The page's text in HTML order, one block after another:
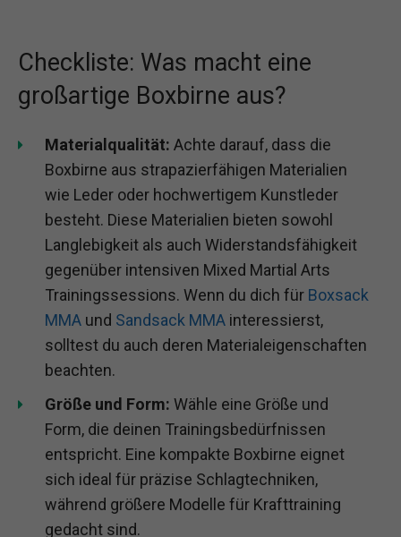
Checkliste: Was macht eine
großartige Boxbirne aus?
Materialqualität: Achte darauf, dass die
Boxbirne aus strapazierfähigen Materialien
wie Leder oder hochwertigem Kunstleder
besteht. Diese Materialien bieten sowohl
Langlebigkeit als auch Widerstandsfähigkeit
gegenüber intensiven Mixed Martial Arts
Trainingssessions. Wenn du dich für Boxsack
MMA und Sandsack MMA interessierst,
solltest du auch deren Materialeigenschaften
beachten.
Größe und Form: Wähle eine Größe und
Form, die deinen Trainingsbedürfnissen
entspricht. Eine kompakte Boxbirne eignet
sich ideal für präzise Schlagtechniken,
während größere Modelle für Krafttraining
gedacht sind.